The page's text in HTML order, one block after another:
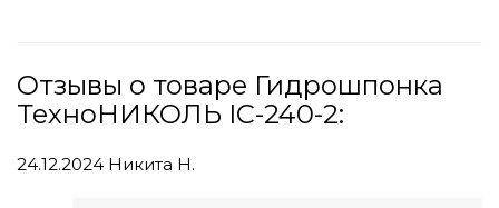
Отзывы о товаре Гидрошпонка
ТехноНИКОЛЬ IC-240-2:
24.12.2024 Никита Н.